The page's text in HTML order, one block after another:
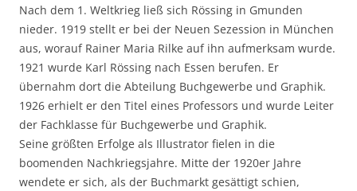
Nach dem 1. Weltkrieg ließ sich Rössing in Gmunden
nieder. 1919 stellt er bei der Neuen Sezession in München
aus, worauf Rainer Maria Rilke auf ihn aufmerksam wurde.
1921 wurde Karl Rössing nach Essen berufen. Er
übernahm dort die Abteilung Buchgewerbe und Graphik.
1926 erhielt er den Titel eines Professors und wurde Leiter
der Fachklasse für Buchgewerbe und Graphik.
Seine größten Erfolge als Illustrator fielen in die
boomenden Nachkriegsjahre. Mitte der 1920er Jahre
wendete er sich, als der Buchmarkt gesättigt schien,